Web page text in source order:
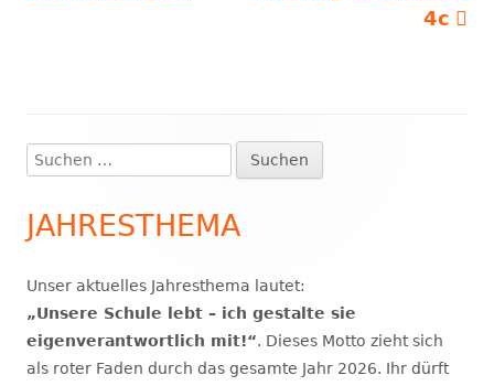
4c
Haupt-
Seitenleiste
Suchen
nach:
JAHRESTHEMA
Unser aktuelles Jahresthema lautet:
„Unsere Schule lebt – ich gestalte sie
eigenverantwortlich mit!“. Dieses Motto zieht sich
als roter Faden durch das gesamte Jahr 2026. Ihr dürft